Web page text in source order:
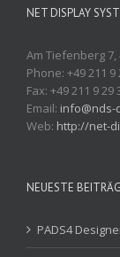
NET DISPLAY
Am Tiefenberg
Phone: +49 211 9
Fax: +49 211 9 29
Email: info@nds-
Web: http://net-
NEUESTE
PADS4